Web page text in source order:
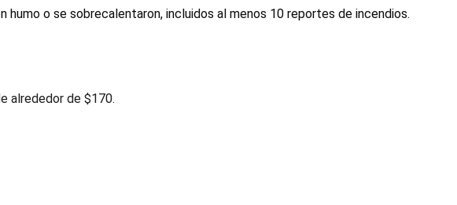
o se sobrecalentaron, incluidos al menos 10 reportes de incendios.
alrededor de $170.